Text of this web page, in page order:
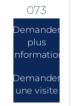
073
Demander
plus
d'informations
Demander
une visite